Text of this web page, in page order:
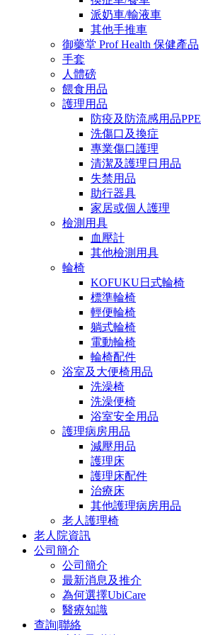
派奶車/輸液車
其他手推車
御藥堂 Prof Health 保健產品
手套
人體磅
餵食用品
護理用品
防疫及防流感用品PPE
洗傷口及換症
專業傷口護理
清潔及護理日用品
失禁用品
助行器具
家居或個人護理
檢測用具
血壓計
其他檢測用具
輪椅
KOFUKU日式輪椅
標準輪椅
輕便輪椅
躺式輪椅
電動輪椅
輪椅配件
浴室及大便椅用品
洗澡椅
洗澡便椅
浴室安全用品
護理病房用品
減壓用品
護理床
護理床配件
治療床
其他護理病房用品
老人護理椅
老人院資訊
公司簡介
公司簡介
最新消息及推介
為何選擇UbiCare
醫療知識
查詢|聯絡